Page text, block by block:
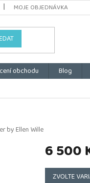
MOJE OBJEDNÁVKA
obchodu Blog
by Ellen Wille
6 500
Měrná
cena:
ZVOLTE